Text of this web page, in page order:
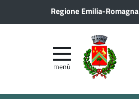
Regione Emilia-Romagna
menù